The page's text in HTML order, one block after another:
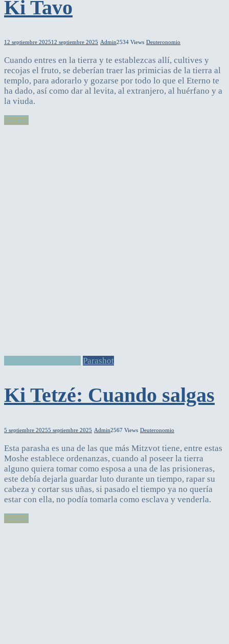
Ki Tavo
12 septiembre 202512 septiembre 2025 Admin2534 Views Deuteronomio
Cuando entres en la tierra y te establezcas allí, cultives y
recojas el fruto, se deberían traer las primicias de la tierra al
templo, para adorarlo y gozarse por todo lo que el Eterno te
ha dado, así como dar al levita, al extranjero, al huérfano y a
la viuda.
Leer más
Parashot
Ki Tetzé: Cuando salgas
5 septiembre 20255 septiembre 2025 Admin2567 Views Deuteronomio
Esta parasha es una de las que más Mitzvot tiene, entre estas
Moshe establece ordenanzas, cuando al poseer la tierra
alguno quiera tomar como esposa a una de las prisioneras,
este debía dejarla guardar luto durante un tiempo, rapar su
cabeza y cortar sus uñas, si pasado el tiempo ya no quería
estar con ella, no podía tomarla como esclava y venderla.
Leer más